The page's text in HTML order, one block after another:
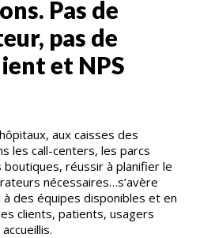
Pas de
pas de
et NPS
aux caisses des
les call-centers, les parcs
boutiques, réussir à planifier le
nécessaires…s’avère
des équipes disponibles et en
clients, patients, usagers